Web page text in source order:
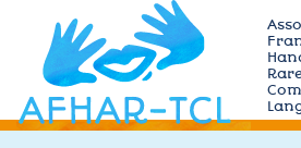
content
afhar-
tcl